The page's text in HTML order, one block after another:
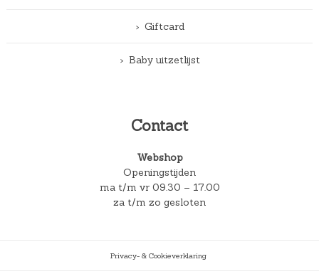
Giftcard
Baby uitzetlijst
Contact
Webshop
Openingstijden
ma t/m vr 09.30 – 17.00
za t/m zo gesloten
Privacy- & Cookieverklaring